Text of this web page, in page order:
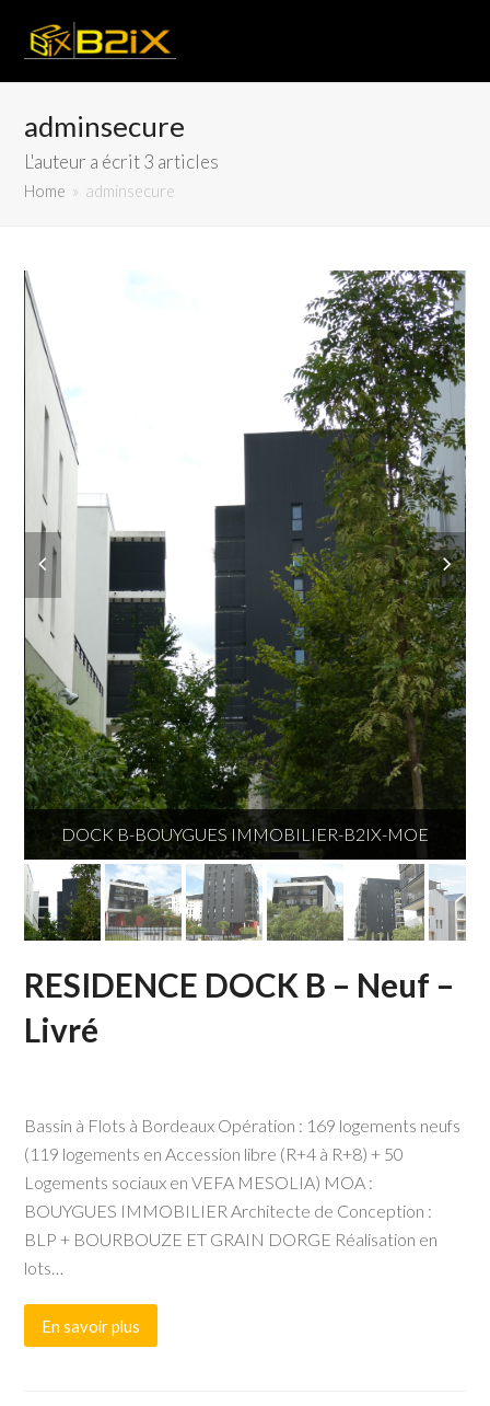
adminsecure
L'auteur a écrit 3 articles
Home » adminsecure
DOCK B-BOUYGUES IMMOBILIER-B2IX-MOE
RESIDENCE DOCK B – Neuf –
Livré
Bassin à Flots à Bordeaux Opération : 169 logements neufs
(119 logements en Accession libre (R+4 à R+8) + 50
Logements sociaux en VEFA MESOLIA) MOA :
BOUYGUES IMMOBILIER Architecte de Conception :
BLP + BOURBOUZE ET GRAIN DORGE Réalisation en
lots…
En savoir plus